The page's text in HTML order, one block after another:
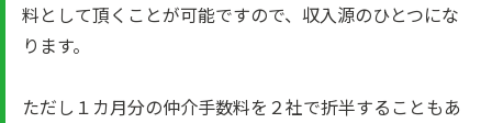
料として頂くことが可能ですので、収入源のひとつにな
ります。
ただし１カ月分の仲介手数料を２社で折半することもあ